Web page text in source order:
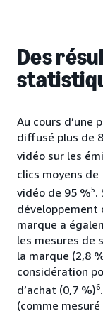
Des
Au cours d’une
diffusé plus de
vidéo sur les
clics moyens de
vidéo de 95 %5.
développement
marque a
les mesures de
la marque (2,8
considération
d’achat (0,7 %)6
(comme